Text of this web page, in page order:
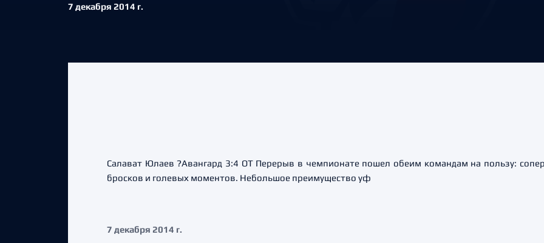
7 декабря 2014 г.
Салават Юлаев ?Авангард 3:4 ОТ Перерыв в чемпионате пошел обеим командам на пользу:
бросков и голевых моментов. Небольшое преимущество уф
7 декабря 2014 г.